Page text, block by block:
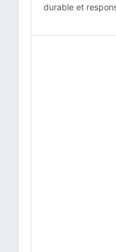
durable et